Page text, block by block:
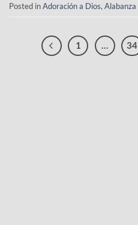
Posted inAdoración a Dios, Alabanza
1 … 34